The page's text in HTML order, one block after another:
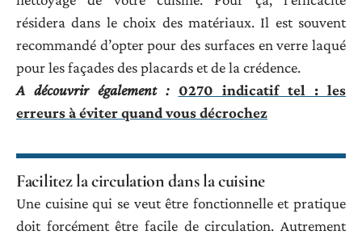
résidera dans le choix des matériaux. Il est souvent
recommandé d’opter pour des surfaces en verre laqué
pour les façades des placards et de la crédence.
A découvrir également :
0270 indicatif tel : les
erreurs à éviter quand vous décrochez
Facilitez la circulation dans la cuisine
Une cuisine qui se veut être fonctionnelle et pratique
doit forcément être facile de circulation. Autrement